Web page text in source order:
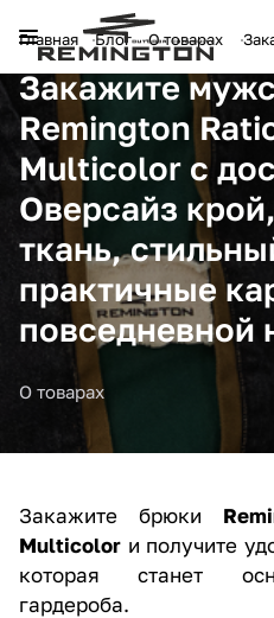
Главная Блог О товарах
Закажите
Remington
Multicolor с
Оверсайз
ткань,
практичные
повседневной
О товарах
Закажите брюки
Multicolor и получите
которая станет
гардероба.